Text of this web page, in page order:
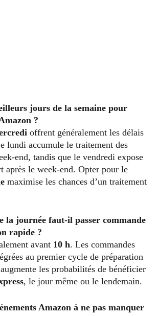
jours de la semaine pour
?
offrent généralement les délais
lundi accumule le traitement des
end, tandis que le vendredi expose
après le week-end. Opter pour le
maximise les chances d’un traitement
la journée faut-il passer commande
rapide ?
avant 10 h. Les commandes
au premier cycle de préparation
les probabilités de bénéficier
, le jour même ou le lendemain.
Amazon à ne pas manquer